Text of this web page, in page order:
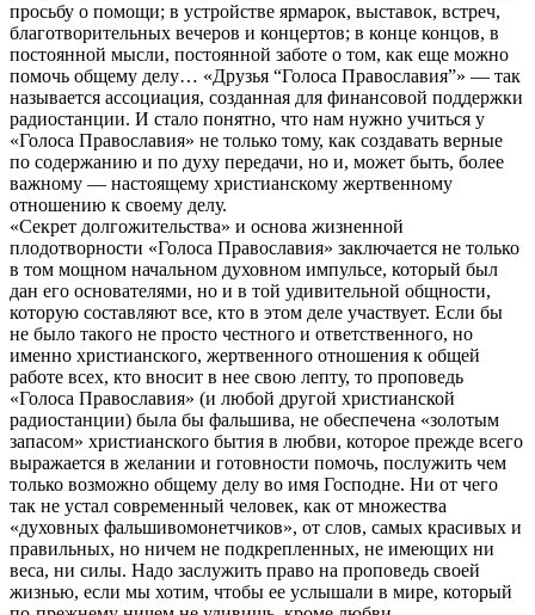
просьбу о помощи; в устройстве ярмарок, выставок, встреч,
благотворительных вечеров и концертов; в конце концов, в
постоянной мысли, постоянной заботе о том, как еще можно
помочь общему делу… «Друзья “Голоса Православия”» — так
называется ассоциация, созданная для финансовой поддержки
радиостанции. И стало понятно, что нам нужно учиться у
«Голоса Православия» не только тому, как создавать верные
по содержанию и по духу передачи, но и, может быть, более
важному — настоящему христианскому жертвенному
отношению к своему делу.
«Секрет долгожительства» и основа жизненной
плодотворности «Голоса Православия» заключается не только
в том мощном начальном духовном импульсе, который был
дан его основателями, но и в той удивительной общности,
которую составляют все, кто в этом деле участвует. Если бы
не было такого не просто честного и ответственного, но
именно христианского, жертвенного отношения к общей
работе всех, кто вносит в нее свою лепту, то проповедь
«Голоса Православия» (и любой другой христианской
радиостанции) была бы фальшива, не обеспечена «золотым
запасом» христианского бытия в любви, которое прежде всего
выражается в желании и готовности помочь, послужить чем
только возможно общему делу во имя Господне. Ни от чего
так не устал современный человек, как от множества
«духовных фальшивомонетчиков», от слов, самых красивых и
правильных, но ничем не подкрепленных, не имеющих ни
веса, ни силы. Надо заслужить право на проповедь своей
жизнью, если мы хотим, чтобы ее услышали в мире, который